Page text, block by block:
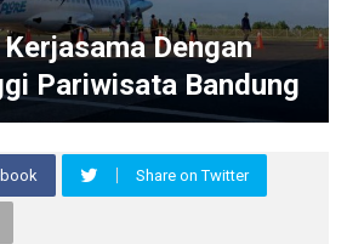
Dengan
Pariwisata Bandung
Share on Twitter